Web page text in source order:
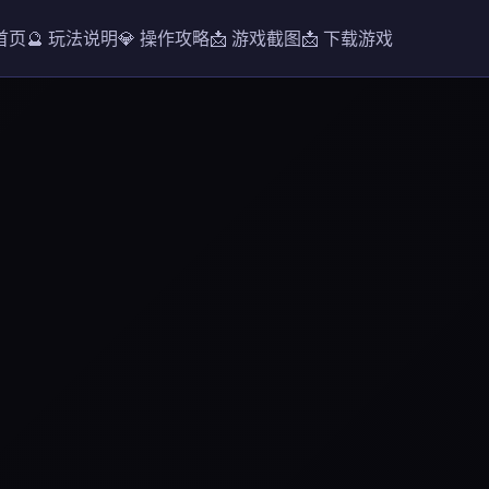
页🔮 玩法说明💎 操作攻略📩 游戏截图📩 下载游戏